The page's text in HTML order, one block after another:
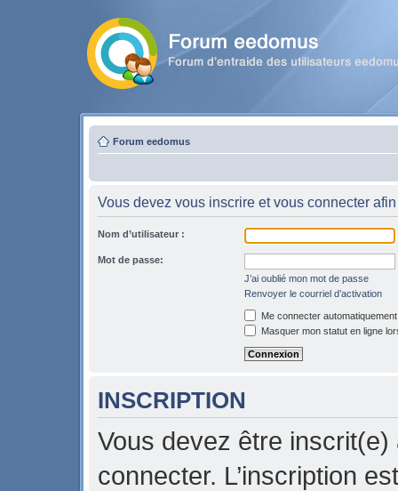
Forum eedomus
Vous devez vous inscrire et vous connecter
Nom d’utilisateur :
Mot de passe:
J’ai oublié mon mot de passe
Renvoyer le courriel d’activation
Me connecter
Masquer mon statut en ligne
INSCRIPTION
Vous devez être
connecter. L’inscription